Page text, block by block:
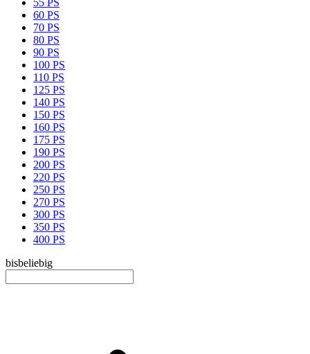
55 PS
60 PS
70 PS
80 PS
90 PS
100 PS
110 PS
125 PS
140 PS
150 PS
160 PS
175 PS
190 PS
200 PS
220 PS
250 PS
270 PS
300 PS
350 PS
400 PS
bisbeliebig